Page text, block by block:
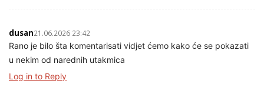
dusan21.06.2026 23:42
Rano je bilo šta komentarisati vidjet ćemo kako će se pokazati
u nekim od narednih utakmica
Log in to Reply